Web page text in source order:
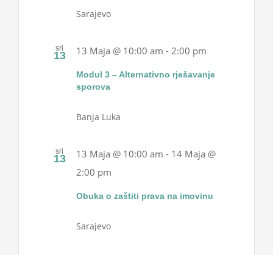
Sarajevo
sri
13
Modul 3 – Alternativno rješavanje
sporova
13 Maja @ 10:00 am -2:00 pm
Banja Luka
sri
13
Obuka o zaštiti prava na imovinu
13 Maja @ 10:00 am - 14 Maja @
2:00 pm
Sarajevo